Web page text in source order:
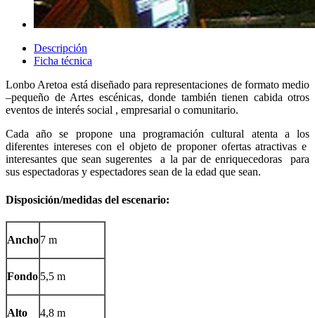
Descripción
Ficha técnica
Lonbo Aretoa está diseñado para representaciones de formato medio
–pequeño de Artes escénicas, donde también tienen cabida otros
eventos de interés social , empresarial o comunitario.
Cada año se propone una programación cultural atenta a los
diferentes intereses con el objeto de proponer ofertas atractivas e
interesantes que sean sugerentes a la par de enriquecedoras para
sus espectadoras y espectadores sean de la edad que sean.
Disposición/medidas del escenario:
Ancho7 m
Fondo 5,5 m
Alto 4,8 m